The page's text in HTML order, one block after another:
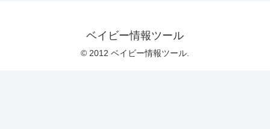
ベイビー情報ツール
© 2012 ベイビー情報ツール.